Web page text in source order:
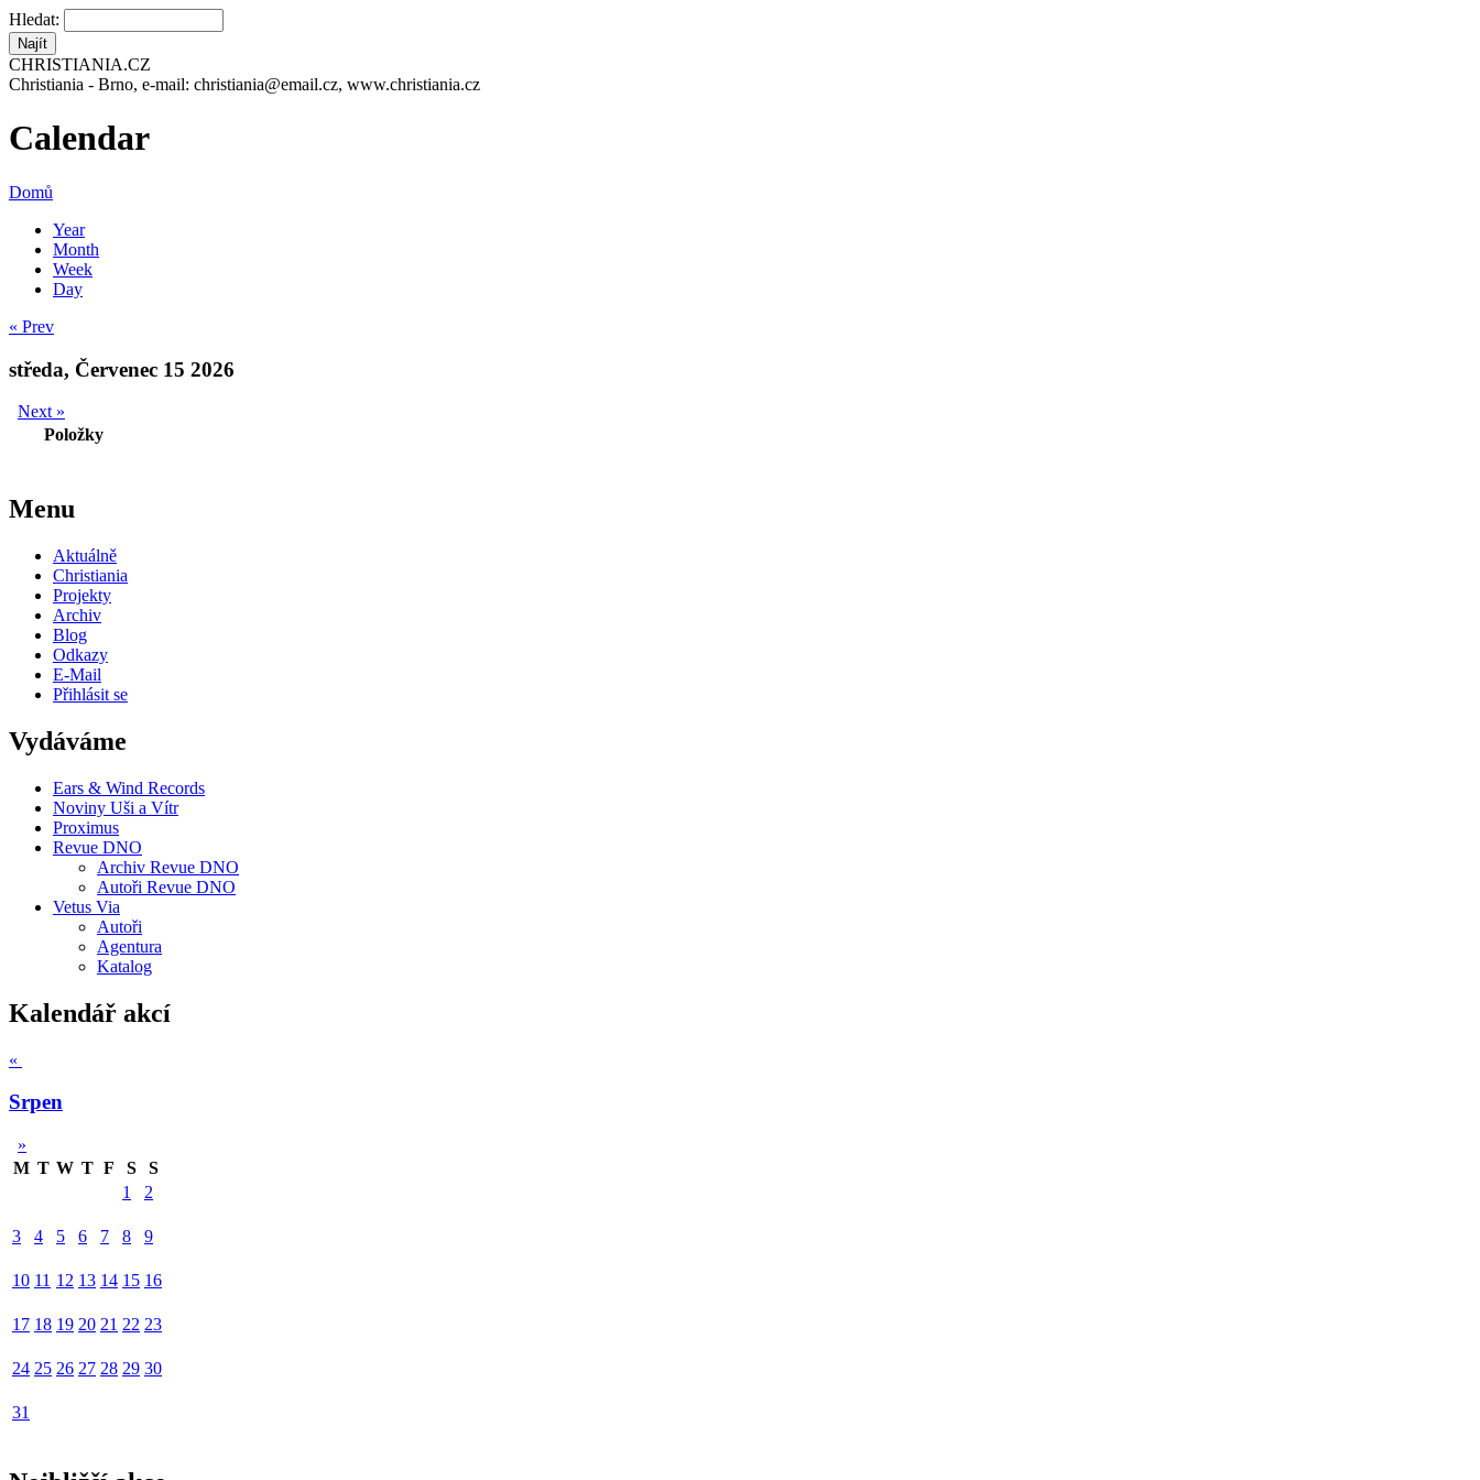
Hledat:
CHRISTIANIA.CZ
Christiania - Brno, e-mail: christiania@email.cz, www.christiania.cz
Calendar
Domů
Year
Month
Week
Day
« Prev
středa, Červenec 15 2026
Next »
Položky
Menu
Aktuálně
Christiania
Projekty
Archiv
Blog
Odkazy
E-Mail
Přihlásit se
Vydáváme
Ears & Wind Records
Noviny Uši a Vítr
Proximus
Revue DNO
Archiv Revue DNO
Autoři Revue DNO
Vetus Via
Autoři
Agentura
Katalog
Kalendář akcí
«
Srpen
»
M T W T F S
S
1
2
3 4 5 6 7 8 9
10 11 12 13 14 15 16
17 18 19 20 21 22 23
24 25 26 27 28 29 30
31